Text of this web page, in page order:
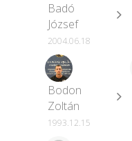
Badó
József
2004.06.18
Bodon
Zoltán
1993.12.15